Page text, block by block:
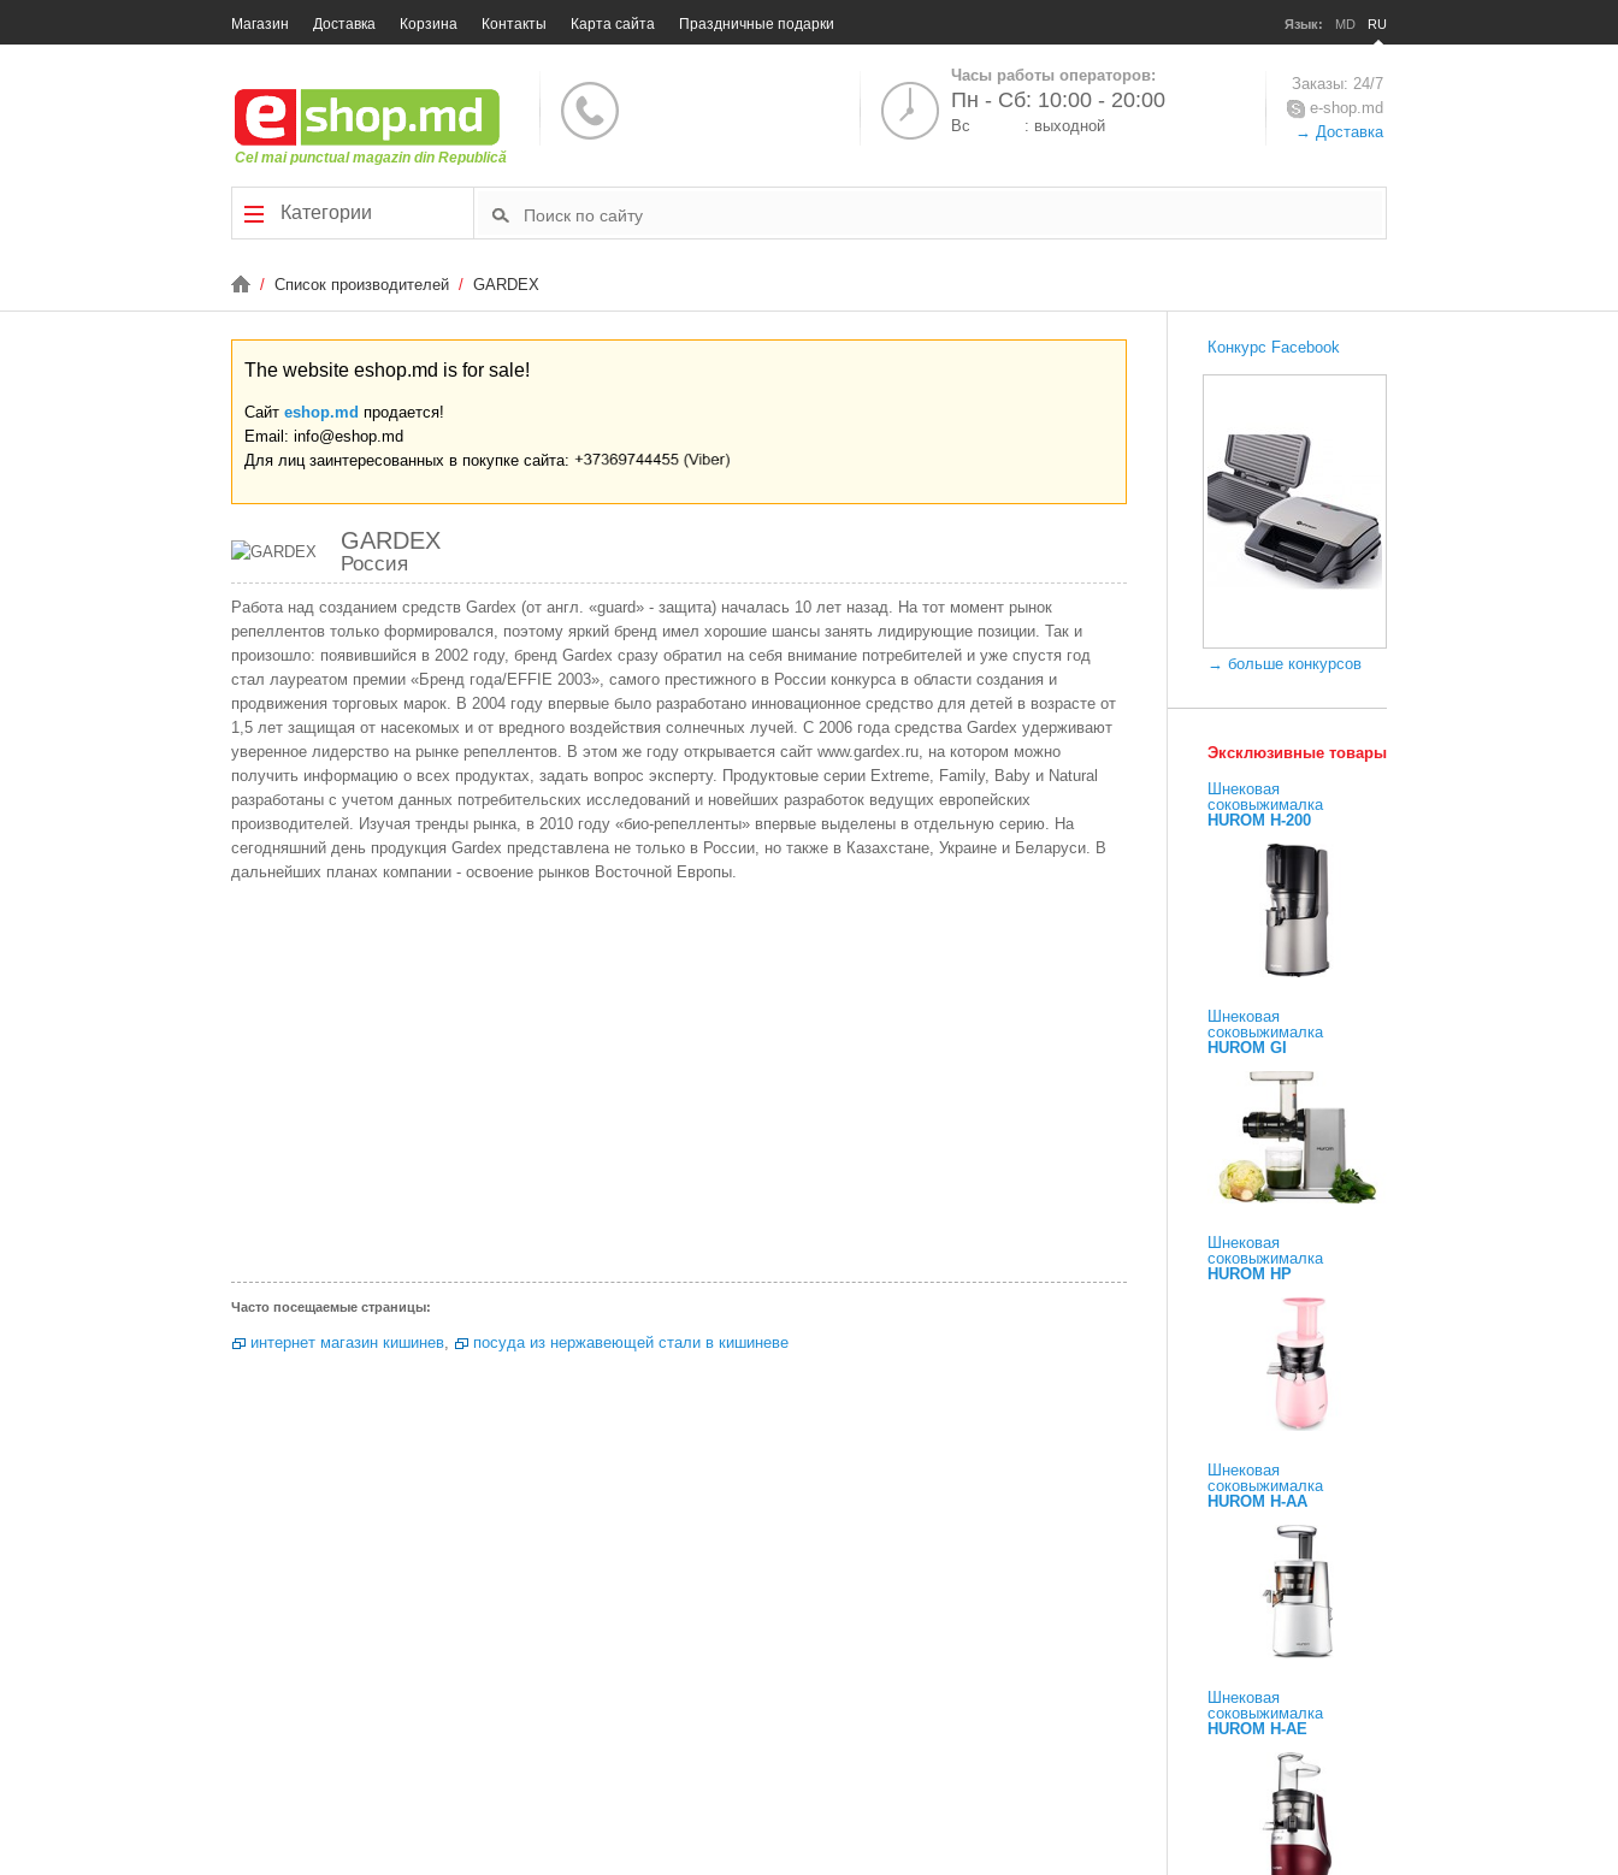
Магазин Доставка Корзина Контакты Карта сайта Праздничные подарки Язык: MD RU
Cel mai punctual magazin din Republică
Часы работы операторов:
Пн - Сб: 10:00 - 20:00
Вс : выходной
Заказы: 24/7
e-shop.md
→ Доставка
Категории
/ Список производителей / GARDEX
The website eshop.md is for sale!
Сайт eshop.md продается!
Email: info@eshop.md
Для лиц заинтересованных в покупке сайта:
GARDEX
Россия
Работа над созданием средств Gardex (от англ. «guard» - защита) началась 10 лет назад. На тот момент рынок
репеллентов только формировался, поэтому яркий бренд имел хорошие шансы занять лидирующие позиции. Так и
произошло: появившийся в 2002 году, бренд Gardex сразу обратил на себя внимание потребителей и уже спустя год
стал лауреатом премии «Бренд года/EFFIE 2003», самого престижного в России конкурса в области создания и
продвижения торговых марок. В 2004 году впервые было разработано инновационное средство для детей в возрасте от
1,5 лет защищая от насекомых и от вредного воздействия солнечных лучей. С 2006 года средства Gardex удерживают
уверенное лидерство на рынке репеллентов. В этом же году открывается сайт www.gardex.ru, на котором можно
получить информацию о всех продуктах, задать вопрос эксперту. Продуктовые серии Extreme, Family, Baby и Natural
разработаны с учетом данных потребительских исследований и новейших разработок ведущих европейских
производителей. Изучая тренды рынка, в 2010 году «био-репелленты» впервые выделены в отдельную серию. На
сегодняшний день продукция Gardex представлена не только в России, но также в Казахстане, Украине и Беларуси. В
дальнейших планах компании - освоение рынков Восточной Европы.
Часто посещаемые страницы:
интернет магазин кишинев, посуда из нержавеющей стали в кишиневе
Конкурс Facebook
→ больше конкурсов
Эксклюзивные товары
Шнековая
соковыжималка
HUROM H-200
Шнековая
соковыжималка
HUROM GI
Шнековая
соковыжималка
HUROM HP
Шнековая
соковыжималка
HUROM H-AA
Шнековая
соковыжималка
HUROM H-AE